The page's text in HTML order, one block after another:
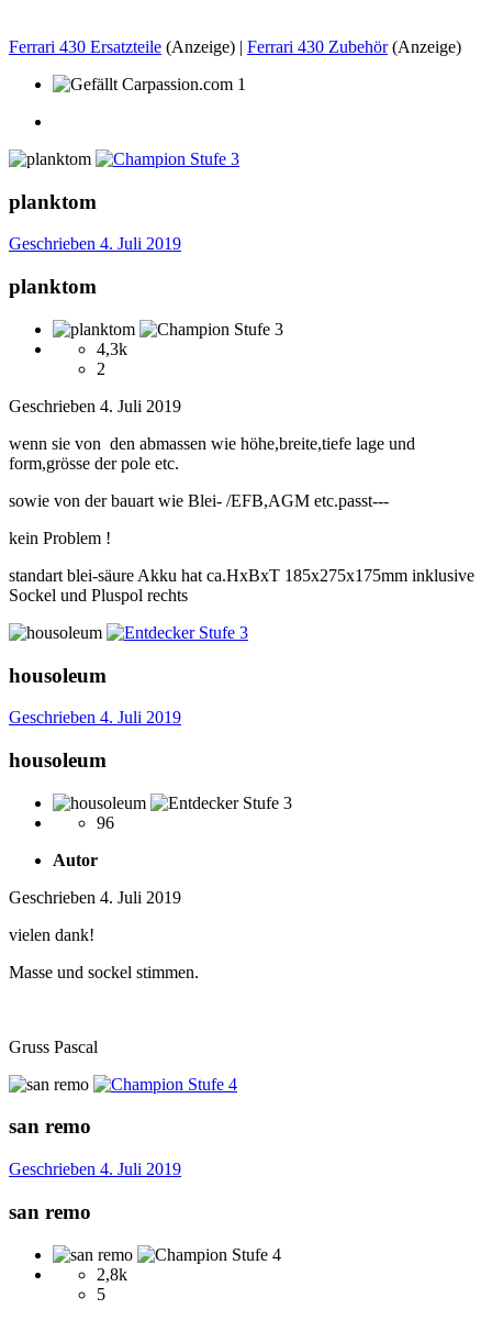
Ferrari 430 Ersatzteile (Anzeige) | Ferrari 430 Zubehör(Anzeige)
1
planktom
Geschrieben 4. Juli 2019
planktom
4,3k
2
Geschrieben 4. Juli 2019
wenn sie von den abmassen wie höhe,breite,tiefe lage und
form,grösse der pole etc.
sowie von der bauart wie Blei- /EFB,AGM etc.passt---
kein Problem !
standart blei-säure Akku hat ca.HxBxT 185x275x175mm inklusive
Sockel und Pluspol rechts
housoleum
Geschrieben 4. Juli 2019
housoleum
96
Autor
Geschrieben 4. Juli 2019
vielen dank!
Masse und sockel stimmen.
Gruss Pascal
san remo
Geschrieben 4. Juli 2019
san remo
2,8k
5